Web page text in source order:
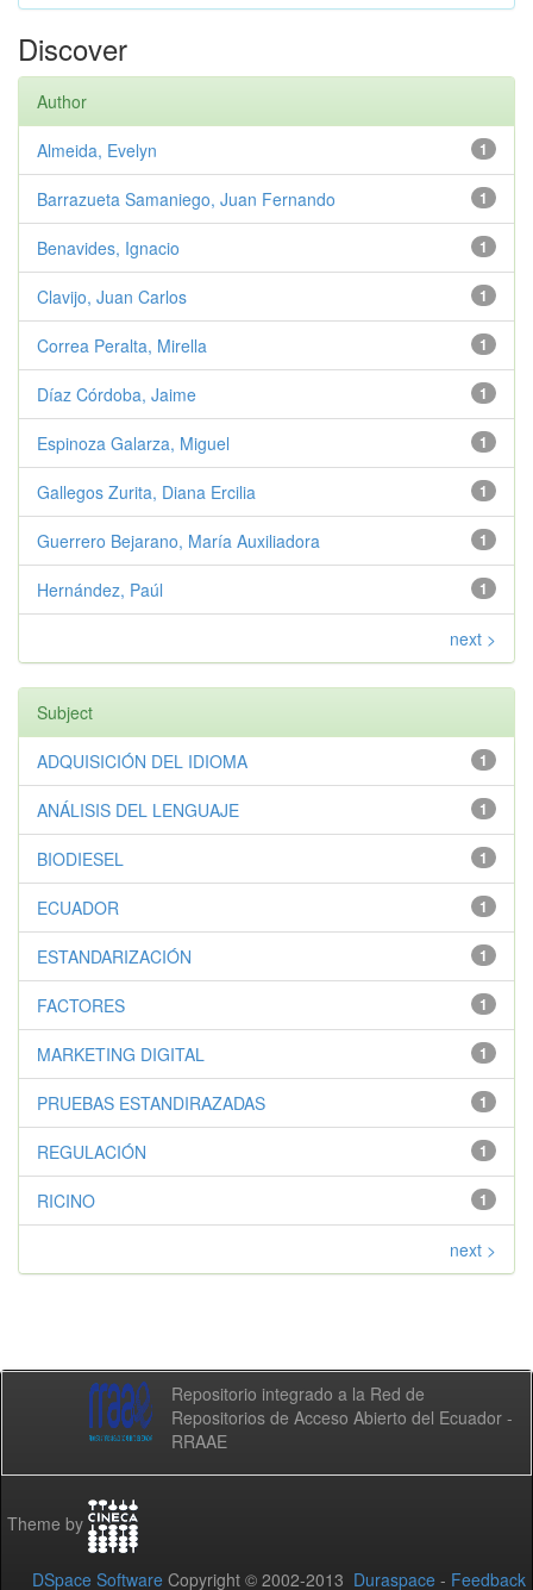
Discover
Author
1
Almeida, Evelyn
1
Barrazueta Samaniego, Juan Fernando
1
Benavides, Ignacio
1
Clavijo, Juan Carlos
1
Correa Peralta, Mirella
1
Díaz Córdoba, Jaime
1
Espinoza Galarza, Miguel
1
Gallegos Zurita, Diana Ercilia
1
Guerrero Bejarano, María Auxiliadora
1
Hernández, Paúl
next >
Subject
1
ADQUISICIÓN DEL IDIOMA
1
ANÁLISIS DEL LENGUAJE
1
BIODIESEL
1
ECUADOR
1
ESTANDARIZACIÓN
1
FACTORES
1
MARKETING DIGITAL
1
PRUEBAS ESTANDIRAZADAS
1
REGULACIÓN
1
RICINO
next >
Repositorio integrado a la Red de
Repositorios de Acceso Abierto del Ecuador -
RRAAE
Theme by
DSpace Software Copyright © 2002-2013 Duraspace - Feedback